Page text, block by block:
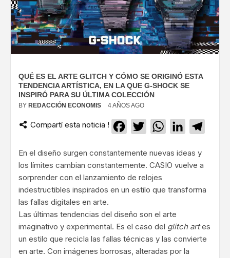
QUÉ ES EL ARTE GLITCH Y CÓMO SE ORIGINÓ ESTA
TENDENCIA ARTÍSTICA, EN LA QUE G-SHOCK SE
INSPIRÓ PARA SU ÚLTIMA COLECCIÓN
BY REDACCIÓN ECONOMIS 4 AÑOS AGO
Compartí esta noticia ! Facebook
TwitterWhatsApp
LinkedIn
En el diseño surgen constantemente nuevas ideas y
los límites cambian constantemente. CASIO vuelve a
sorprender con el lanzamiento de relojes
indestructibles inspirados en un estilo que transforma
las fallas digitales en arte.
Las últimas tendencias del diseño son el arte
imaginativo y experimental. Es el caso del glitch artes
un estilo que recicla las fallas técnicas y las convierte
en arte. Con imágenes borrosas, alteradas por la